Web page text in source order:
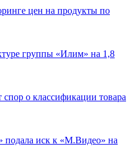
цен на продукты по
группы «Илим» на 1,8
о классификации товара
подала иск к «М.Видео» на